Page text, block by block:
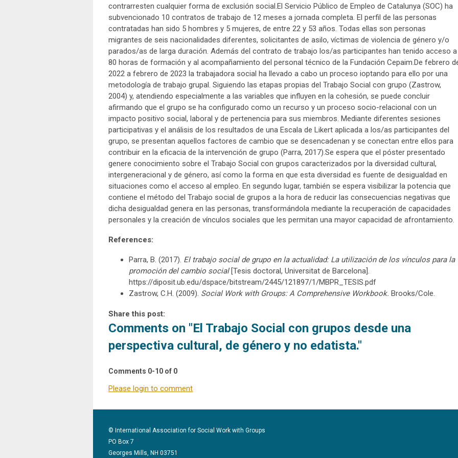
contrarresten cualquier forma de exclusión social.El Servicio Público de Empleo de Catalunya (SOC) ha
subvencionado 10 contratos de trabajo de 12 meses a jornada completa. El perfil de las personas
contratadas han sido 5 hombres y 5 mujeres, de entre 22 y 53 años. Todas ellas son personas
migrantes de seis nacionalidades diferentes, solicitantes de asilo, víctimas de violencia de género y/o
parados/as de larga duración. Además del contrato de trabajo los/as participantes han tenido acceso a
80 horas de formación y al acompañamiento del personal técnico de la Fundación Cepaim.De febrero
2022 a febrero de 2023 la trabajadora social ha llevado a cabo un proceso ioptando para ello por una
metodología de trabajo grupal. Siguiendo las etapas propias del Trabajo Social con grupo (Zastrow,
2004) y, atendiendo especialmente a las variables que influyen en la cohesión, se puede concluir
afirmando que el grupo se ha configurado como un recurso y un proceso socio-relacional con un
impacto positivo social, laboral y de pertenencia para sus miembros. Mediante diferentes sesiones
participativas y el análisis de los resultados de una Escala de Likert aplicada a los/as participantes del
grupo, se presentan aquellos factores de cambio que se desencadenan y se conectan entre ellos para
contribuir en la eficacia de la intervención de grupo (Parra, 2017).Se espera que el póster presentado
genere conocimiento sobre el Trabajo Social con grupos caracterizados por la diversidad cultural,
intergeneracional y de género, así como la forma en que esta diversidad es fuente de desigualdad en
situaciones como el acceso al empleo. En segundo lugar, también se espera visibilizar la potencia que
contiene el método del Trabajo social de grupos a la hora de reducir las consecuencias negativas que
dicha desigualdad genera en las personas, transformándola mediante la recuperación de capacidades
personales y la creación de vínculos sociales que les permitan una mayor capacidad de afrontamiento.
References:
Parra, B. (2017). El trabajo social de grupo en la actualidad: La utilización de los vínculos para la
promoción del cambio social[Tesis doctoral, Universitat de Barcelona].
https://diposit.ub.edu/dspace/bitstream/2445/121897/1/MBPR_TESIS.pdf
Zastrow, C.H. (2009). Social Work with Groups: A Comprehensive Workbook. Brooks/Cole.
Share this post:
Comments on "El Trabajo Social con grupos desde una
perspectiva cultural, de género y no edatista."
Comments 0-10 of 0
Please login to comment
© International Association for Social Work with Groups
PO Box 7
Georges Mills, NH 03751